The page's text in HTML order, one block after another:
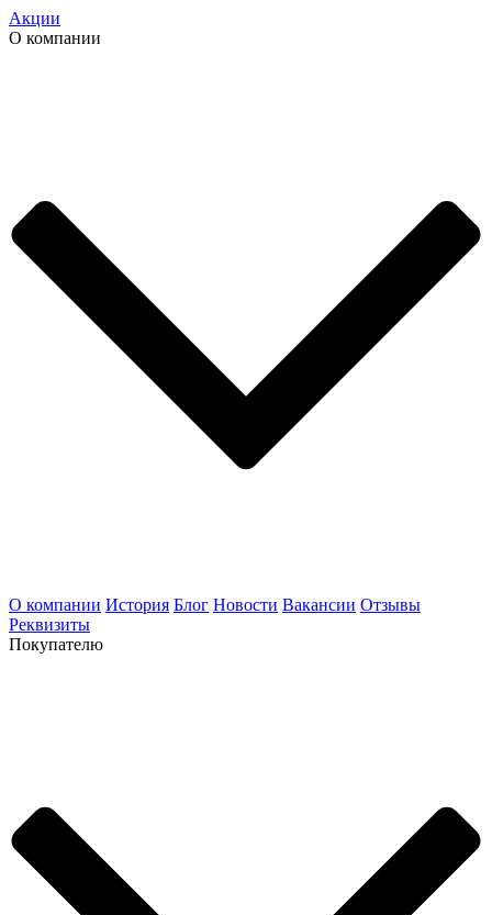
Акции
О компании
О компании История Блог Новости Вакансии Отзывы
Реквизиты
Покупателю